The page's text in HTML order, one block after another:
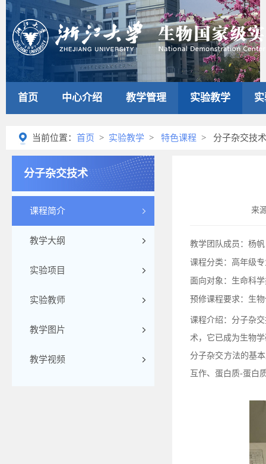
首页 中心介绍 教学管理 实验教学
当前位置： 首页 > 实验教学 > 特色课程 > 分子杂交技术
分子杂交技术
课程简介
教学大纲
实验项目
实验教师
教学图片
教学视频
来
教学团队成员：杨
课程分类：高年级
面向对象：生命科
预修课程要求：生
课程介绍：分子杂
术，它已成为生物
分子杂交方法的基
互作、蛋白质-蛋白